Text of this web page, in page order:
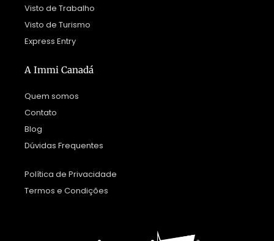
Visto de Trabalho
Visto de Turismo
Express Entry
A Immi Canadá
Quem somos
Contato
Blog
Dúvidas Frequentes
Política de Privacidade
Termos e Condições